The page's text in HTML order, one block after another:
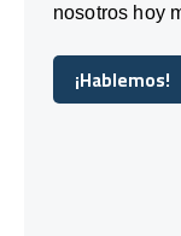
nosotros hoy
¡Hablemos!
¡Hablemos!